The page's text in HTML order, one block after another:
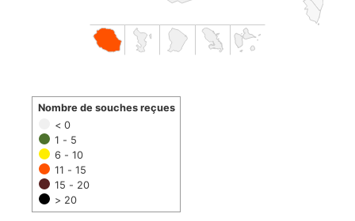
< 0
1 - 5
6 - 10
11 - 15
15 - 20
> 20
Nombre de souches reçues